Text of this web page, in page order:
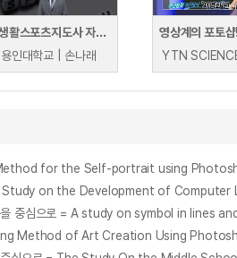
생활스포츠지도사 자격증 실기과정
용인대학교 | 손나래
Method for the Self-portrait using
Method of Art Creation Using